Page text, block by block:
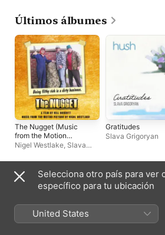
Últimos álbumes
The Nugget (Music
from the Motion
Picture) - EP
Nigel Westlake, Slava
Harvey
Gratitudes
Slava Grigoryan
Playlists
Selecciona otro país para ver
específico para tu ubicación
United States